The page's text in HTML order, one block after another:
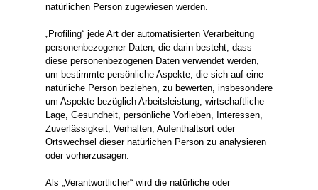
natürlichen Person zugewiesen werden.
„Profiling“ jede Art der automatisierten Verarbeitung
personenbezogener Daten, die darin besteht, dass
diese personenbezogenen Daten verwendet werden,
um bestimmte persönliche Aspekte, die sich auf eine
natürliche Person beziehen, zu bewerten, insbesondere
um Aspekte bezüglich Arbeitsleistung, wirtschaftliche
Lage, Gesundheit, persönliche Vorlieben, Interessen,
Zuverlässigkeit, Verhalten, Aufenthaltsort oder
Ortswechsel dieser natürlichen Person zu analysieren
oder vorherzusagen.
Als „Verantwortlicher“ wird die natürliche oder